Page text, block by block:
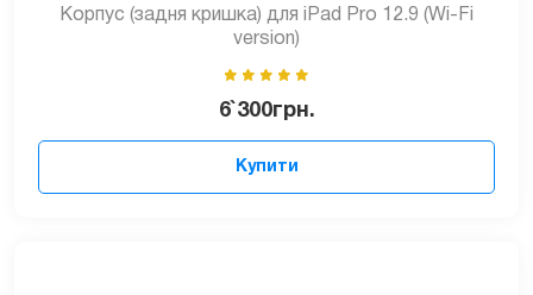
Корпус (задня кришка) для iPad Pro 12.9 (Wi-Fi
version)
6`300грн.
Купити